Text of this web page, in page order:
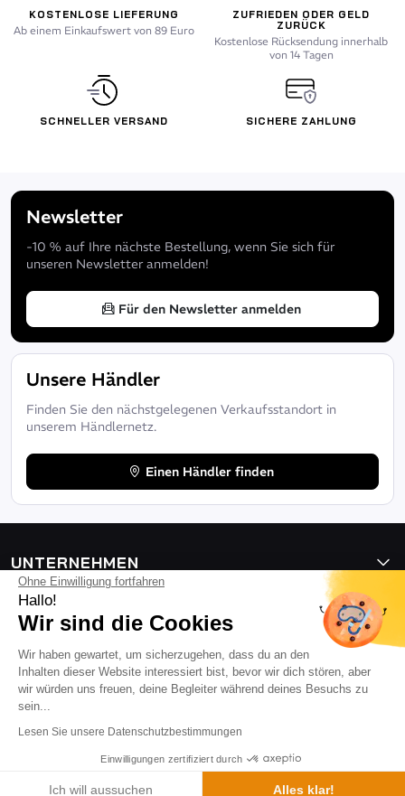
Ohne Einwilligung fortfahren
Hallo!
Wir sind die Cookies
Wir haben gewartet, um sicherzugehen, dass du an den
Inhalten dieser Website interessiert bist, bevor wir dich stören, aber
wir würden uns freuen, deine Begleiter während deines Besuchs zu
sein...
Lesen Sie unsere Datenschutzbestimmungen
Einwilligungen zertifiziert durch
Ich will aussuchen Alles klar!
KOSTENLOSE LIEFERUNG
Ab einem Einkaufswert von 89 Euro
ZUFRIEDEN ODER GELD
ZURÜCK
Kostenlose Rücksendung innerhalb
von 14 Tagen
SCHNELLER VERSAND SICHERE ZAHLUNG
Newsletter
-10 % auf Ihre nächste Bestellung, wenn Sie sich für
unseren Newsletter anmelden!
Für den Newsletter anmelden
Unsere Händler
Finden Sie den nächstgelegenen Verkaufsstandort in
unserem Händlernetz.
Einen Händler finden
UNTERNEHMEN
HILFE
BESTELLUNGEN
UNSERE KATALOGE
Folgen Sie uns